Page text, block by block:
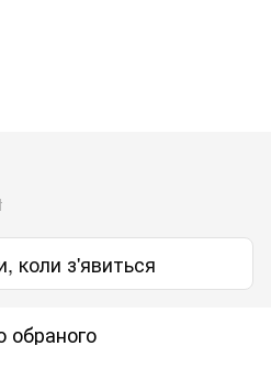
коли з'явиться
обраного